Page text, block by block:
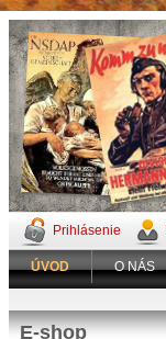
Prihlásenie
ÚVOD O NÁS
E-shop